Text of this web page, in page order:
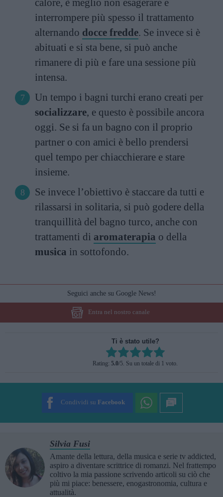
interrompere più spesso il trattamento
alternando docce fredde. Se invece si è
abituati e si sta bene, si può anche
rimanere di più e fare una sessione più
intensa.
Un tempo i bagni turchi erano creati per
socializzare, e questo è possibile ancora
oggi. Se si fa un bagno con il proprio
partner o con amici è bello prendersi
quel tempo per chiacchierare e stare
insieme.
Se invece l’obiettivo è staccare da tutti e
rilassarsi in solitaria, si può godere della
tranquillità del bagno turco, anche con
trattamenti di aromaterapia o della
musica in sottofondo.
Seguici anche su Google News!
Entra nel nostro canale
Ti è stato utile?
Rate this item:
SUBMIT RATING
Rating: 5.0/5. Su un totale di 1 voto.
Condividi su Facebook
Silvia Fusi
Amante della lettura, della musica e serie tv addicted,
aspiro a diventare scrittrice di romanzi. Nel frattempo
coltivo la mia passione scrivendo articoli su ciò che
più mi piace: benessere, enogastronomia, cultura e
attualità.